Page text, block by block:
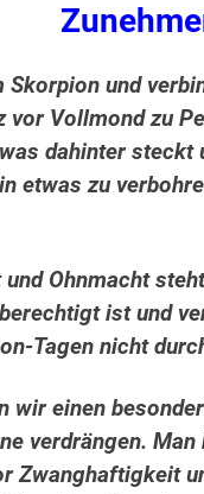
Skorpion und
vor Vollmond zu
dahinter steckt
etwas zu
und Ohnmacht
ist und
Tagen nicht
wir einen
verdrängen.
Zwanghaftigkeit